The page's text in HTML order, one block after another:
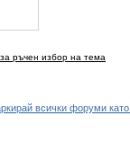
за ръчен избор на тема
всички форуми